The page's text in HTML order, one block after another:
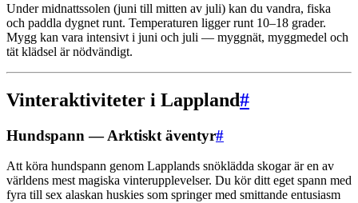
Under midnattssolen (juni till mitten av juli) kan du vandra, fiska
och paddla dygnet runt. Temperaturen ligger runt 10–18 grader.
Mygg kan vara intensivt i juni och juli — myggnät, myggmedel och
tät klädsel är nödvändigt.
Vinteraktiviteter i Lappland#
Hundspann — Arktiskt äventyr#
Att köra hundspann genom Lapplands snöklädda skogar är en av
världens mest magiska vinterupplevelser. Du kör ditt eget spann med
fyra till sex alaskan huskies som springer med smittande entusiasm